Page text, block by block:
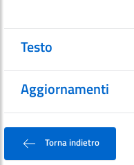
Testo
Aggiornamenti
Torna indietro